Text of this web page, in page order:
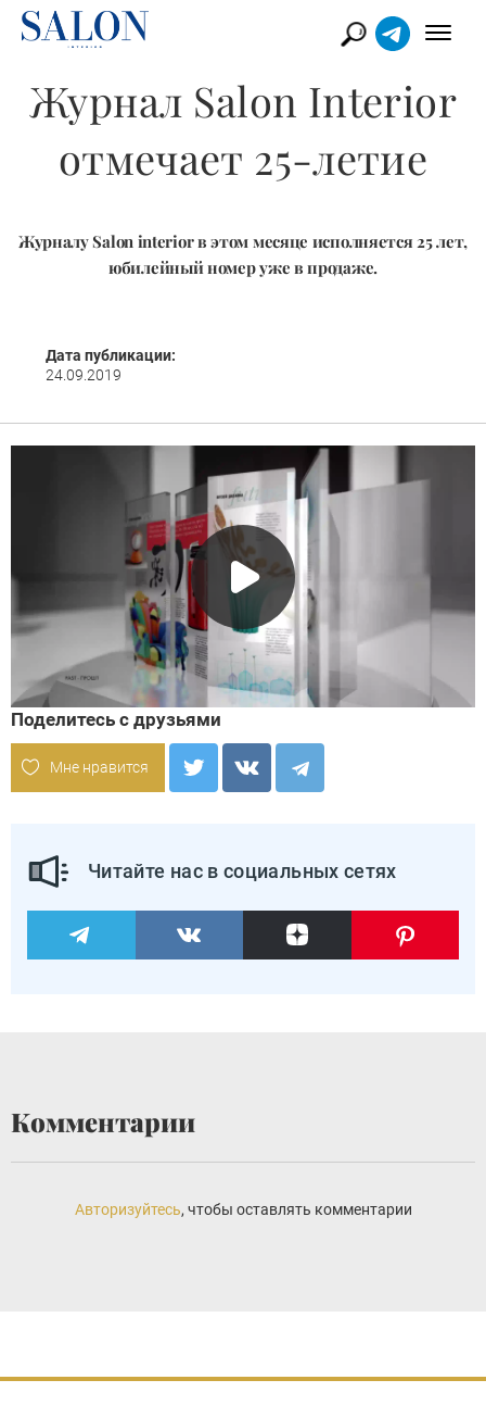
Журнал Salon Interior
отмечает 25-летие
Журналу Salon interior в этом месяце исполняется 25 лет,
юбилейный номер уже в продаже.
Дата публикации:
24.09.2019
Поделитесь с друзьями
Мне нравится
Читайте нас в социальных сетях
Комментарии
Авторизуйтесь, чтобы оставлять комментарии